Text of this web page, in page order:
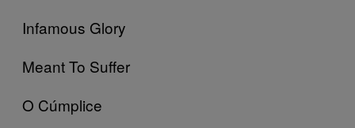
Infamous Glory
Meant To Suffer
O Cúmplice